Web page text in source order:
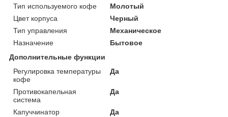
Тип используемого кофе
Молотый
Цвет корпуса
Черный
Тип управления
Механическое
Назначение
Бытовое
Дополнительные функции
Регулировка температуры
кофе
Да
Противокапельная
система
Да
Капуччинатор
Да